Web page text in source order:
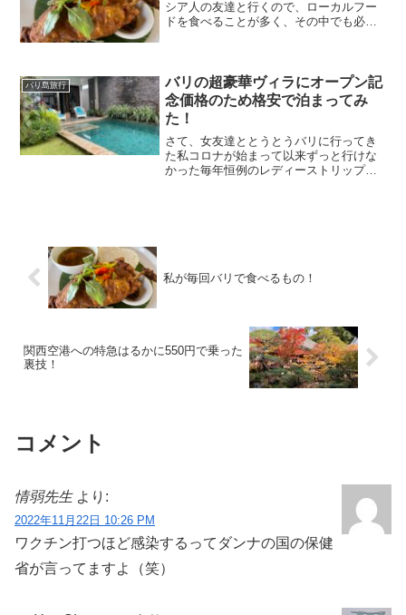
シア人の友達と行くので、ローカルフー
ドを食べることが多く、その中でも必ず
色々なスパイス...
バリ島旅行
バリの超豪華ヴィラにオープン記
念価格のため格安で泊まってみ
た！
さて、女友達ととうとうバリに行ってき
た私コロナが始まって以来ずっと行けな
かった毎年恒例のレディーストリップ私
私が毎回バリで食べるもの！
関西空港への特急はるかに550円で乗った
裏技！
コメント
情弱先生 より:
2022年11月22日 10:26 PM
ワクチン打つほど感染するってダンナの国の保健
省が言ってますよ（笑）